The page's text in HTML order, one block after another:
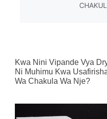
Kwa Nini Vipande Vya
Ni Muhimu Kwa
Wa Chakula Wa Nje?